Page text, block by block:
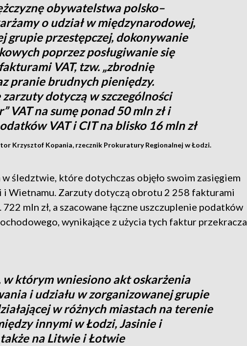
obywatelstwa polsko–
o udział w międzynarodowej,
grupie przestępczej, dokonywanie
poprzez posługiwanie się
VAT, tzw. „zbrodnię
pranie brudnych pieniędzy.
dotyczą w szczególności
VAT na sumę ponad 50 mln zł i
VAT i CIT na blisko 16 mln zł
Krzysztof Kopania, rzecznik Prokuratury Regionalnej w Łodzi.
śledztwie, które dotychczas objęło swoim zasięgiem
Wietnamu. Zarzuty dotyczą obrotu 2 258 fakturami
mln zł, a szacowane łączne uszczuplenie podatków
wynikające z użycia tych faktur przekracza
w którym wniesiono akt oskarżenia
i udziału w zorganizowanej grupie
w różnych miastach na terenie
innymi w Łodzi, Jasinie i
na Litwie i Łotwie